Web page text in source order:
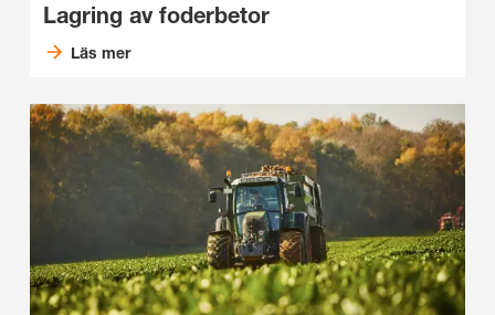
Lagring av foderbetor
Läs mer